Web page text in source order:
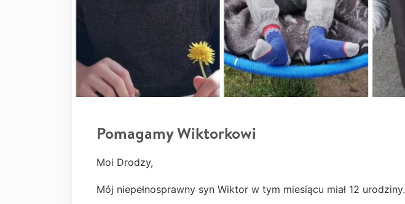
Pomagamy Wiktorkowi
Moi Drodzy,
Mój niepełnosprawny syn Wiktor w tym miesiącu miał 12 urodziny.